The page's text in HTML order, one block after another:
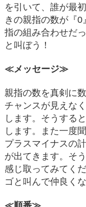
を引いて、誰が最
きの親指の数が『
指の組み合わせだ
と叫ぼう！
≪メッセージ≫
親指の数を真剣に
チャンスが見えな
します。そうする
します。また一度
プラスマイナスの
が出てきます。そ
感じ取ってみてく
ゴと叫んで仲良く